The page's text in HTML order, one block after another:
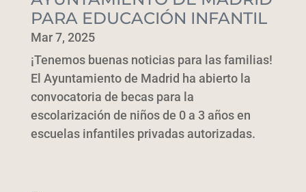
PARA EDUCACIÓN INFANTIL
Mar 7, 2025
¡Tenemos buenas noticias para las familias!
El Ayuntamiento de Madrid ha abierto la
convocatoria de becas para la
escolarización de niños de 0 a 3 años en
escuelas infantiles privadas autorizadas.